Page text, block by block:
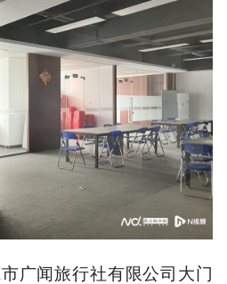
广闻旅行社有限公司大门